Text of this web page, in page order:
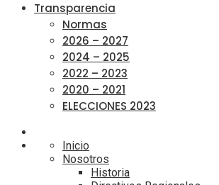
Transparencia
Normas
2026 – 2027
2024 – 2025
2022 – 2023
2020 – 2021
ELECCIONES 2023
Inicio
Nosotros
Historia